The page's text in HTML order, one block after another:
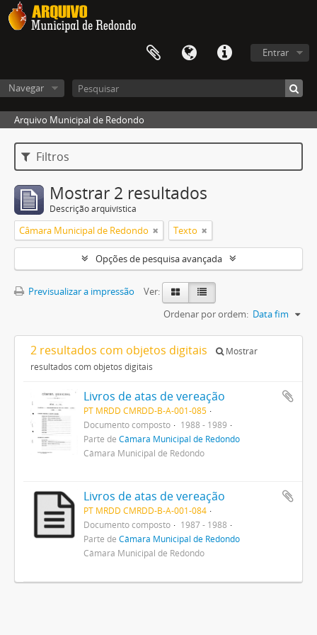
Entrar
Navegar
Arquivo Municipal de Redondo
Filtros
Mostrar 2 resultados
Descrição arquivística
Câmara Municipal de Redondo Texto
Opções de pesquisa avançada
Previsualizar a impressão
Ver:
Ordenar por ordem: Data fim
2 resultados com objetos digitais
Mostrar
resultados com objetos digitais
Livros de atas de vereação
PT MRDD CMRDD-B-A-001-085
Documento composto
1988 - 1989
Parte de Câmara Municipal de Redondo
Câmara Municipal de Redondo
Livros de atas de vereação
PT MRDD CMRDD-B-A-001-084
Documento composto
1987 - 1988
Parte de Câmara Municipal de Redondo
Câmara Municipal de Redondo